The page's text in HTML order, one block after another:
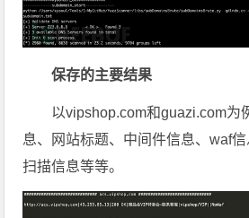
保存的主要结果
以vipshop.com和guazi.com为
息、网站标题、中间件信息、waf
扫描信息等等。